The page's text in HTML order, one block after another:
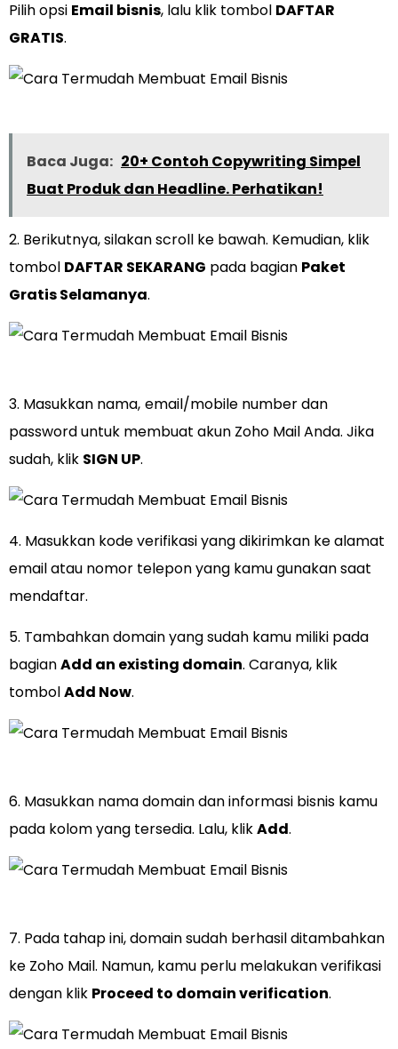
Pilih opsi Email bisnis, lalu klik tombol DAFTAR
GRATIS.
Baca Juga: 20+ Contoh Copywriting Simpel
Buat Produk dan Headline. Perhatikan!
2. Berikutnya, silakan scroll ke bawah. Kemudian, klik
tombol DAFTAR SEKARANG pada bagian Paket
Gratis Selamanya.
3. Masukkan nama, email/mobile number dan
password untuk membuat akun Zoho Mail Anda. Jika
sudah, klik SIGN UP.
4. Masukkan kode verifikasi yang dikirimkan ke alamat
email atau nomor telepon yang kamu gunakan saat
mendaftar.
5. Tambahkan domain yang sudah kamu miliki pada
bagianAdd an existing domain. Caranya, klik
tombolAdd Now.
6. Masukkan nama domain dan informasi bisnis kamu
pada kolom yang tersedia. Lalu, klikAdd.
7. Pada tahap ini, domain sudah berhasil ditambahkan
ke Zoho Mail. Namun, kamu perlu melakukan verifikasi
dengan klik Proceed to domain verification.